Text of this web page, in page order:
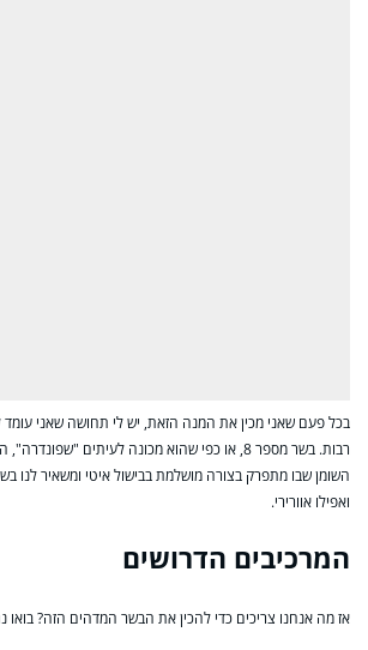
בכל פעם שאני מכין את המנה הזאת, יש לי תחושה שאני עומד
רבות. בשר מספר 8, או כפי שהוא מכונה לעיתים
השומן שבו מתפרק בצורה מושלמת בבישול איטי ומשאיר לנו
ואפילו אוורירי.
המרכיבים הדרושים
אז מה אנחנו צריכים כדי להכין את הבשר המדהים הזה? בואו